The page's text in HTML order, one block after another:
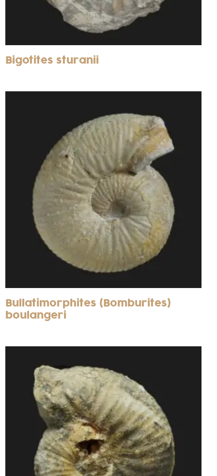
Bigotites sturanii
Bullatimorphites (Bomburites)
boulangeri